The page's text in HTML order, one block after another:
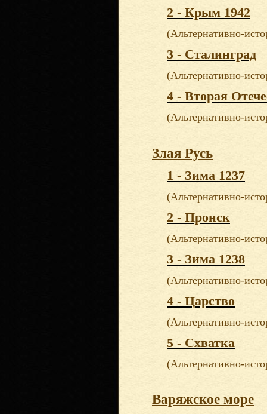
2 - Крым 1942
(Альтернативно-
3 - Сталинград
(Альтернативно-
4 - Вторая
(Альтернативно-
Злая Русь
1 - Зима 1237
(Альтернативно-
2 - Пронск
(Альтернативно-
3 - Зима 1238
(Альтернативно-
4 - Царство
(Альтернативно-
5 - Схватка
(Альтернативно-
Варяжское море